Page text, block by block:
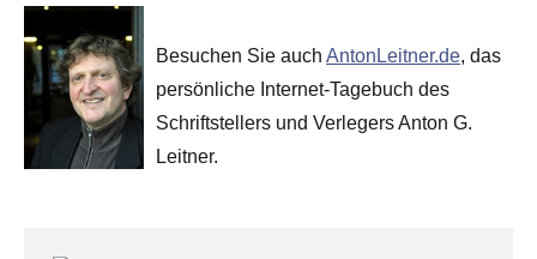
Besuchen Sie auch AntonLeitner.de, das
persönliche Internet-Tagebuch des
Schriftstellers und Verlegers Anton G.
Leitner.